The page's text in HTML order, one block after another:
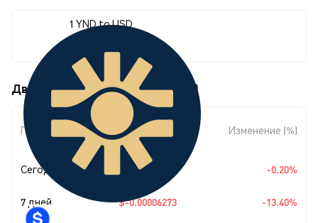
1 YND to USD
$0.0004054
Движения цены YieldNest (YND)
Период
Изменение
суммы
Изменение (%)
Сегодня $-0.00000081 -0.20%
7 дней $-0.00006273 -13.40%